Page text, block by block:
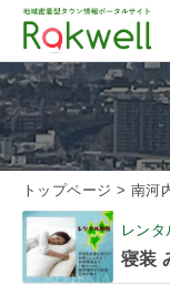
トッ
お店
トップページ > 南河
レン
寝装